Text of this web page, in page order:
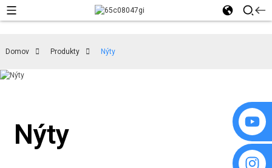
Domov Produkty Nýty
Nýty